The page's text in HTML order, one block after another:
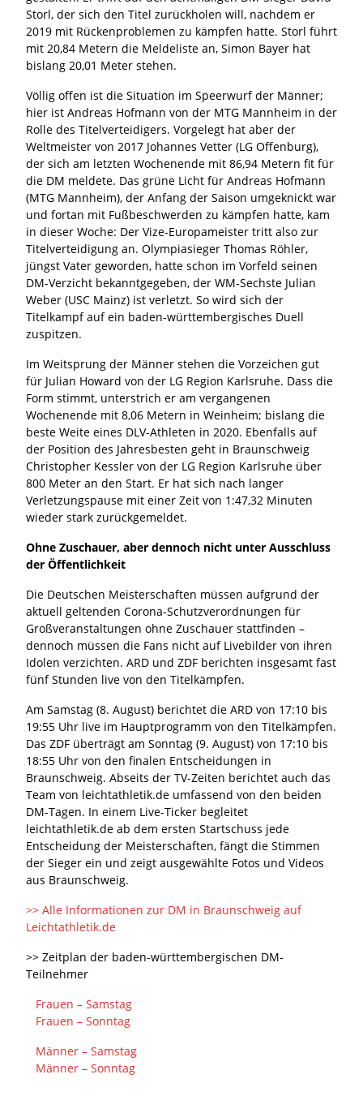
Storl, der sich den Titel zurückholen will, nachdem er
2019 mit Rückenproblemen zu kämpfen hatte. Storl führt
mit 20,84 Metern die Meldeliste an, Simon Bayer hat
bislang 20,01 Meter stehen.
Völlig offen ist die Situation im Speerwurf der Männer;
hier ist Andreas Hofmann von der MTG Mannheim in der
Rolle des Titelverteidigers. Vorgelegt hat aber der
Weltmeister von 2017 Johannes Vetter (LG Offenburg),
der sich am letzten Wochenende mit 86,94 Metern fit für
die DM meldete. Das grüne Licht für Andreas Hofmann
(MTG Mannheim), der Anfang der Saison umgeknickt war
und fortan mit Fußbeschwerden zu kämpfen hatte, kam
in dieser Woche: Der Vize-Europameister tritt also zur
Titelverteidigung an. Olympiasieger Thomas Röhler,
jüngst Vater geworden, hatte schon im Vorfeld seinen
DM-Verzicht bekanntgegeben, der WM-Sechste Julian
Weber (USC Mainz) ist verletzt. So wird sich der
Titelkampf auf ein baden-württembergisches Duell
zuspitzen.
Im Weitsprung der Männer stehen die Vorzeichen gut
für Julian Howard von der LG Region Karlsruhe. Dass die
Form stimmt, unterstrich er am vergangenen
Wochenende mit 8,06 Metern in Weinheim; bislang die
beste Weite eines DLV-Athleten in 2020. Ebenfalls auf
der Position des Jahresbesten geht in Braunschweig
Christopher Kessler von der LG Region Karlsruhe über
800 Meter an den Start. Er hat sich nach langer
Verletzungspause mit einer Zeit von 1:47,32 Minuten
wieder stark zurückgemeldet.
Ohne Zuschauer, aber dennoch nicht unter Ausschluss
der Öffentlichkeit
Die Deutschen Meisterschaften müssen aufgrund der
aktuell geltenden Corona-Schutzverordnungen für
Großveranstaltungen ohne Zuschauer stattfinden –
dennoch müssen die Fans nicht auf Livebilder von ihren
Idolen verzichten. ARD und ZDF berichten insgesamt fast
fünf Stunden live von den Titelkämpfen.
Am Samstag (8. August) berichtet die ARD von 17:10 bis
19:55 Uhr live im Hauptprogramm von den Titelkämpfen.
Das ZDF überträgt am Sonntag (9. August) von 17:10 bis
18:55 Uhr von den finalen Entscheidungen in
Braunschweig. Abseits der TV-Zeiten berichtet auch das
Team von leichtathletik.de umfassend von den beiden
DM-Tagen. In einem Live-Ticker begleitet
leichtathletik.de ab dem ersten Startschuss jede
Entscheidung der Meisterschaften, fängt die Stimmen
der Sieger ein und zeigt ausgewählte Fotos und Videos
aus Braunschweig.
>> Alle Informationen zur DM in Braunschweig auf
Leichtathletik.de
>> Zeitplan der baden-württembergischen DM-
Teilnehmer
Frauen – Samstag
Frauen – Sonntag
Männer – Samstag
Männer – Sonntag